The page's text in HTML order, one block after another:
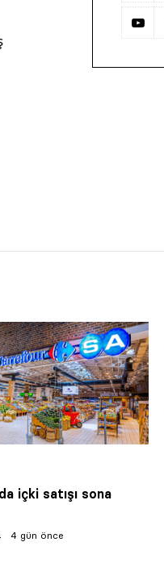
içki satışı sona
4 gün önce